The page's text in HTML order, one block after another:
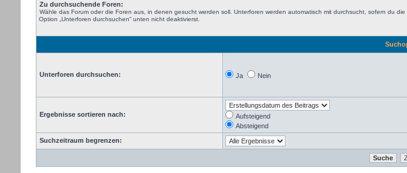
Zu durchsuchende Foren:
Wähle das Forum oder die Foren aus, in denen gesucht werden soll. Unterforen werden automatisch mit durchsucht, sofern du die
Option „Unterforen durchsuchen“ unten nicht deaktivierst.
Unterforen durchsuchen: Ja Nein
Ergebnisse sortieren nach:
Aufsteigend
Absteigend
Suchzeitraum begrenzen: